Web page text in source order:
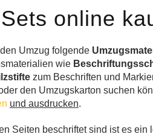
online
Umzug folgende
wie
zum Beschriften und
den Umzugskarton suchen
und ausdrucken.
Seiten beschriftet sind ist es ein